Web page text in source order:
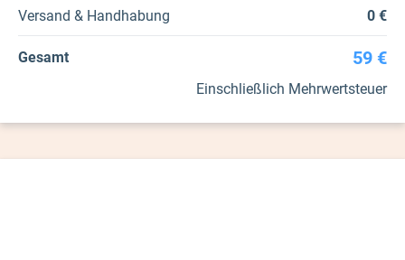
Versand & Handhabung 0 €
Gesamt 59 €
Einschließlich Mehrwertsteuer